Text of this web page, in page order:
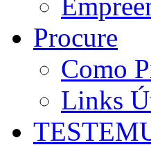
Procure
Como
Links